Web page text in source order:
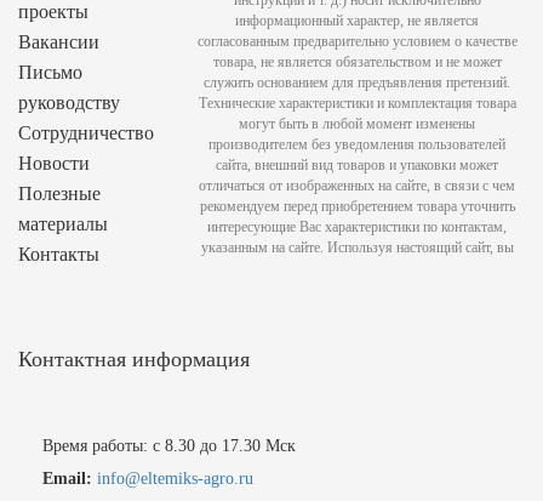
проекты
Вакансии
Письмо
руководству
Сотрудничество
Новости
Полезные
материалы
Контакты
Контактная информация
Время работы: с 8.30 до 17.30 Мск
Email: info@eltemiks-agro.ru
информационный характер, не является
согласованным предварительно условием о качестве
товара, не является обязательством и не может
служить основанием для предъявления претензий.
Технические характеристики и комплектация товара
могут быть в любой момент изменены
производителем без уведомления пользователей
сайта, внешний вид товаров и упаковки может
отличаться от изображенных на сайте, в связи с чем
рекомендуем перед приобретением товара уточнить
интересующие Вас характеристики по контактам,
указанным на сайте. Используя настоящий сайт, вы